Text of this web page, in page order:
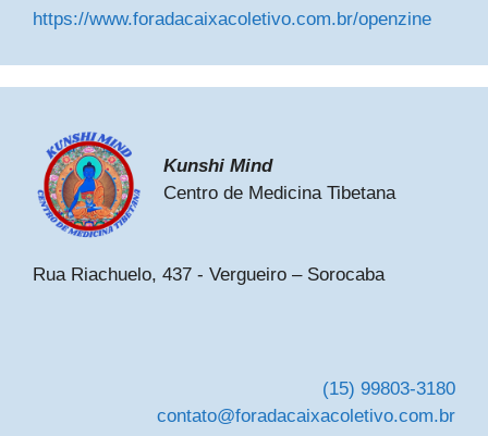
https://www.foradacaixacoletivo.com.br/openzine
Kunshi Mind
Centro de Medicina Tibetana
Rua Riachuelo, 437 - Vergueiro – Sorocaba
(15) 99803-3180
contato@foradacaixacoletivo.com.br